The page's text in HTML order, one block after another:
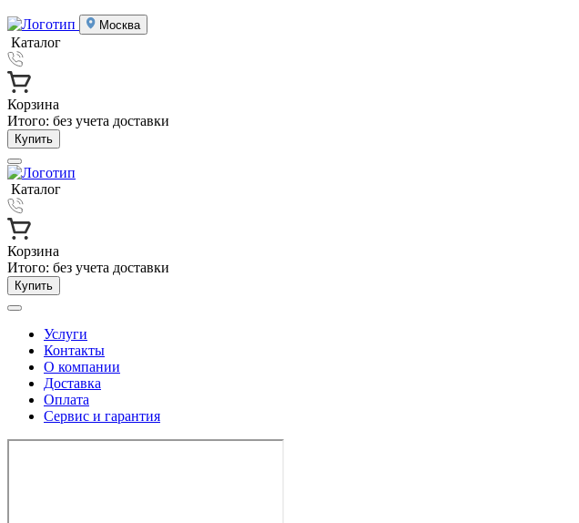
Москва
Каталог
Корзина
Итого: без учета доставки
Купить
Каталог
Корзина
Итого: без учета доставки
Купить
Услуги
Контакты
О компании
Доставка
Оплата
Сервис и гарантия